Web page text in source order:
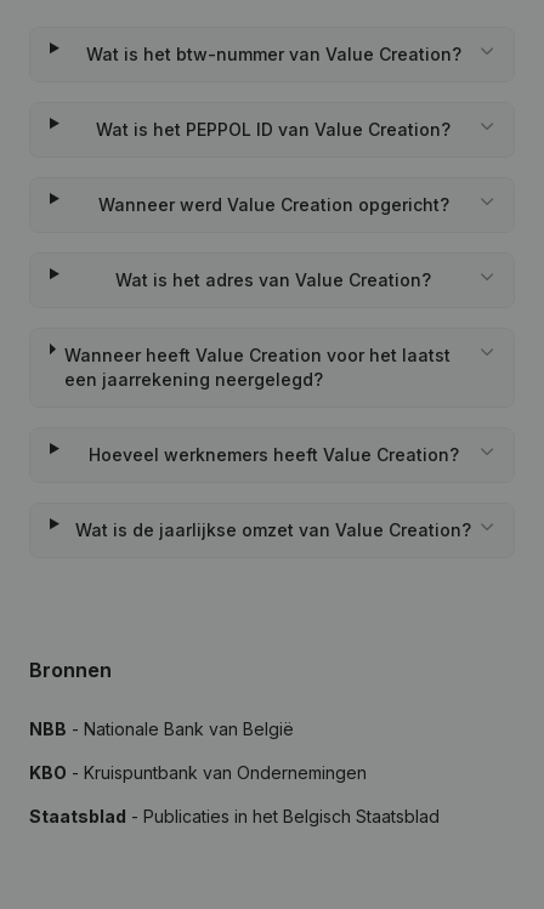
Wat is het btw-nummer van Value Creation?
Wat is het PEPPOL ID van Value Creation?
Wanneer werd Value Creation opgericht?
Wat is het adres van Value Creation?
Wanneer heeft Value Creation voor het laatst
een jaarrekening neergelegd?
Hoeveel werknemers heeft Value Creation?
Wat is de jaarlijkse omzet van Value Creation?
Bronnen
NBB - Nationale Bank van België
KBO - Kruispuntbank van Ondernemingen
Staatsblad - Publicaties in het Belgisch Staatsblad